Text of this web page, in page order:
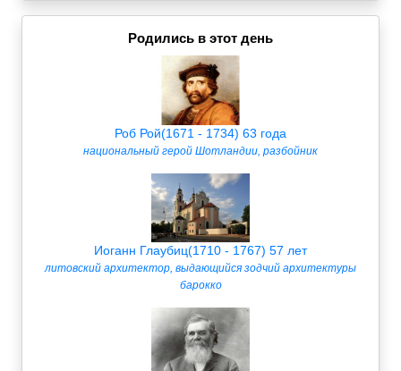
Родились в этот день
Роб Рой(1671 - 1734) 63 года
национальный герой Шотландии, разбойник
Иоганн Глаубиц(1710 - 1767) 57 лет
литовский архитектор, выдающийся зодчий архитектуры
барокко